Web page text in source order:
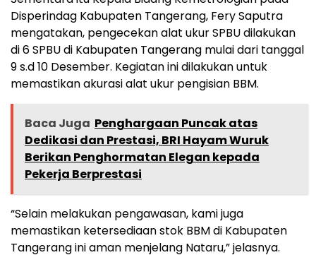
Disperindag Kabupaten Tangerang, Fery Saputra
mengatakan, pengecekan alat ukur SPBU dilakukan
di 6 SPBU di Kabupaten Tangerang mulai dari tanggal
9 s.d 10 Desember. Kegiatan ini dilakukan untuk
memastikan akurasi alat ukur pengisian BBM.
Baca Juga Penghargaan Puncak atas
Dedikasi dan Prestasi, BRI Hayam Wuruk
Berikan Penghormatan Elegan kepada
Pekerja Berprestasi
“Selain melakukan pengawasan, kami juga
memastikan ketersediaan stok BBM di Kabupaten
Tangerang ini aman menjelang Nataru,” jelasnya.